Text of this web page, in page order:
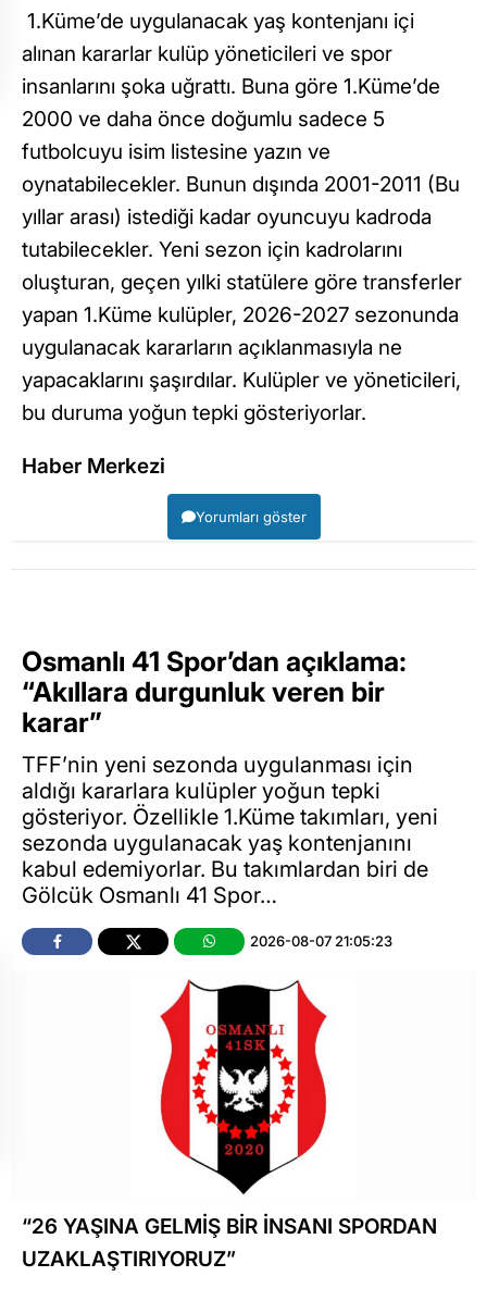
1.Küme’de uygulanacak yaş kontenjanı içi
alınan kararlar kulüp yöneticileri ve spor
insanlarını şoka uğrattı. Buna göre 1.Küme’de
2000 ve daha önce doğumlu sadece 5
futbolcuyu isim listesine yazın ve
oynatabilecekler. Bunun dışında 2001-2011 (Bu
yıllar arası) istediği kadar oyuncuyu kadroda
tutabilecekler. Yeni sezon için kadrolarını
oluşturan, geçen yılki statülere göre transferler
yapan 1.Küme kulüpler, 2026-2027 sezonunda
uygulanacak kararların açıklanmasıyla ne
yapacaklarını şaşırdılar. Kulüpler ve yöneticileri,
bu duruma yoğun tepki gösteriyorlar.
Haber Merkezi
Yorumları göster
Osmanlı 41 Spor’dan açıklama:
“Akıllara durgunluk veren bir
karar”
TFF’nin yeni sezonda uygulanması için
aldığı kararlara kulüpler yoğun tepki
gösteriyor. Özellikle 1.Küme takımları, yeni
sezonda uygulanacak yaş kontenjanını
kabul edemiyorlar. Bu takımlardan biri de
Gölcük Osmanlı 41 Spor…
2026-08-07 21:05:23
“26 YAŞINA GELMİŞ BİR İNSANI SPORDAN
UZAKLAŞTIRIYORUZ”